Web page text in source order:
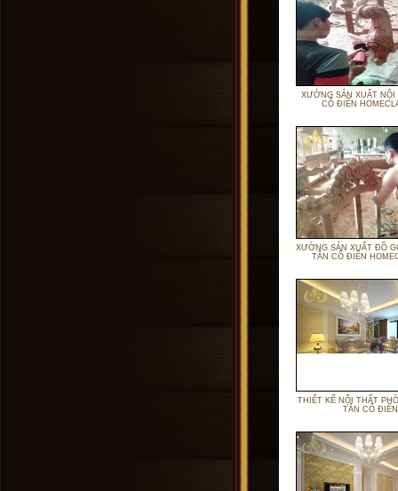
XƯỞNG SẢN XUẤT NỘI
CỔ ĐIỂN
XƯỞNG SẢN XUẤT ĐỒ
TÂN CỔ ĐIỂN
THIẾT KẾ NỘI THẤT
TÂN CỔ ĐIỂN